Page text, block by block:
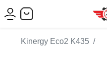
Kinergy Eco2 K435